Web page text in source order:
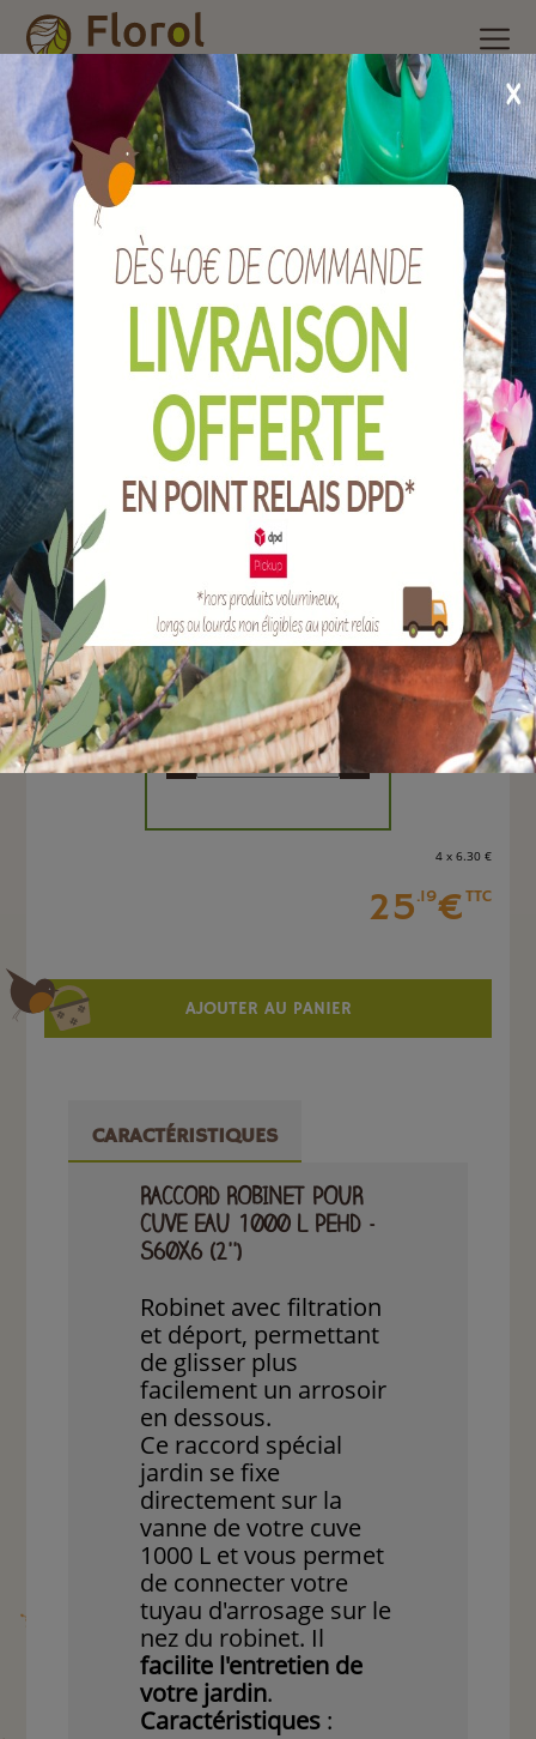
Accueil Nos produits /Arrosage/Pompes et récupérateurs
d'eau/ Kit adaptateur cuve 1000l robinet+rallonge+filtre
Kit adaptateur cuve 1000L
robinet+rallonge+filtre
Ref : A8188057
EAN :
Marque :
Quantité :
Unité
- +
4 x 6.30€
25.19€TTC
AJOUTER AU PANIER
CARACTÉRISTIQUES
RACCORD ROBINET POUR
CUVE EAU 1000 L PEHD -
S60X6 (2'')
Robinet avec filtration
et déport, permettant
de glisser plus
facilement un arrosoir
en dessous.
Ce raccord spécial
jardin se fixe
directement sur la
vanne de votre cuve
1000 L et vous permet
de connecter votre
tuyau d'arrosage sur le
nez du robinet. Il
facilite l'entretien de
votre jardin.
Caractéristiques :